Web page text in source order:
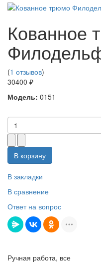
Кованное
(1 отзывов)
30400 ₽
Модель: 0151
В корзину
В закладки
В сравнение
Ответ на вопрос
Ручная работа, все